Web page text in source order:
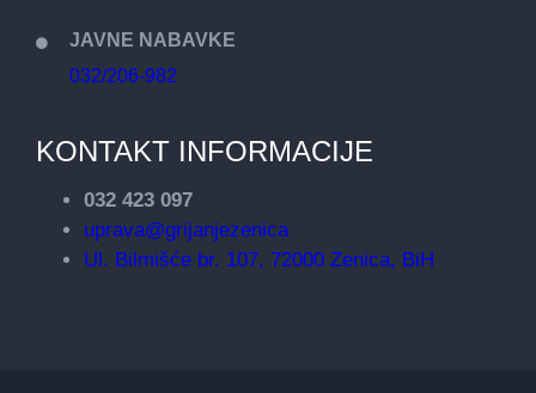
JAVNE NABAVKE
032/206-982
KONTAKT INFORMACIJE
032 423 097
uprava@grijanjezenica
Ul. Bilmišće br. 107, 72000 Zenica, BiH